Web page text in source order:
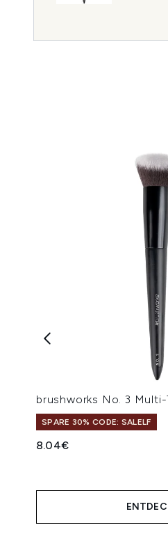
brushworks No. 3 Multi-
SPARE 30% CODE: SALELF
8.04€